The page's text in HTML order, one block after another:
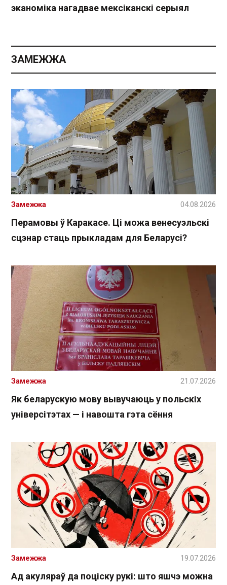
эканоміка нагадвае мексіканскі серыял
ЗАМЕЖЖА
Перамовы ў Каракасе. Ці можа венесуэльскі
сцэнар стаць прыкладам для Беларусі?
Замежжа 04.08.2026
Як беларускую мову вывучаюць у польскіх
універсітэтах — і навошта гэта сёння
Замежжа 21.07.2026
Ад акуляраў да поціску рукі: што яшчэ можна
Замежжа 19.07.2026